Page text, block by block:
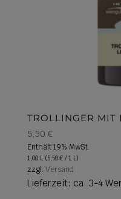
TROLLINGER MIT
5,50 €
Enthält 19% MwSt.
1,00 L (5,50€/ 1 L)
zzgl. Versand
Lieferzeit: ca. 3-4